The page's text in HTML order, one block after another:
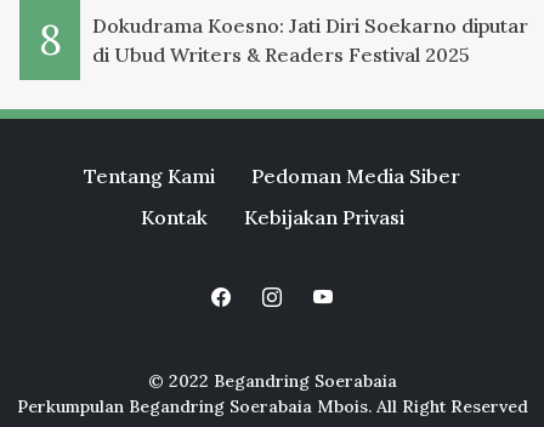
Dokudrama Koesno: Jati Diri Soekarno diputar
di Ubud Writers & Readers Festival 2025
Tentang Kami
Pedoman Media Siber
Kontak
Kebijakan Privasi
© 2022 Begandring Soerabaia
Perkumpulan Begandring Soerabaia Mbois. All Right Reserved